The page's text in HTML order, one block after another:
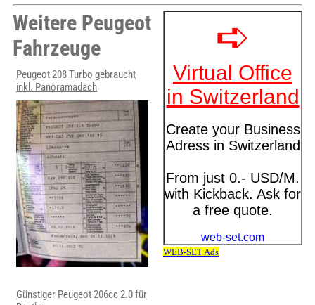
Weitere Peugeot
Fahrzeuge
Peugeot 208 Turbo gebraucht
inkl. Panoramadach
Günstiger Peugeot 206cc 2.0 für